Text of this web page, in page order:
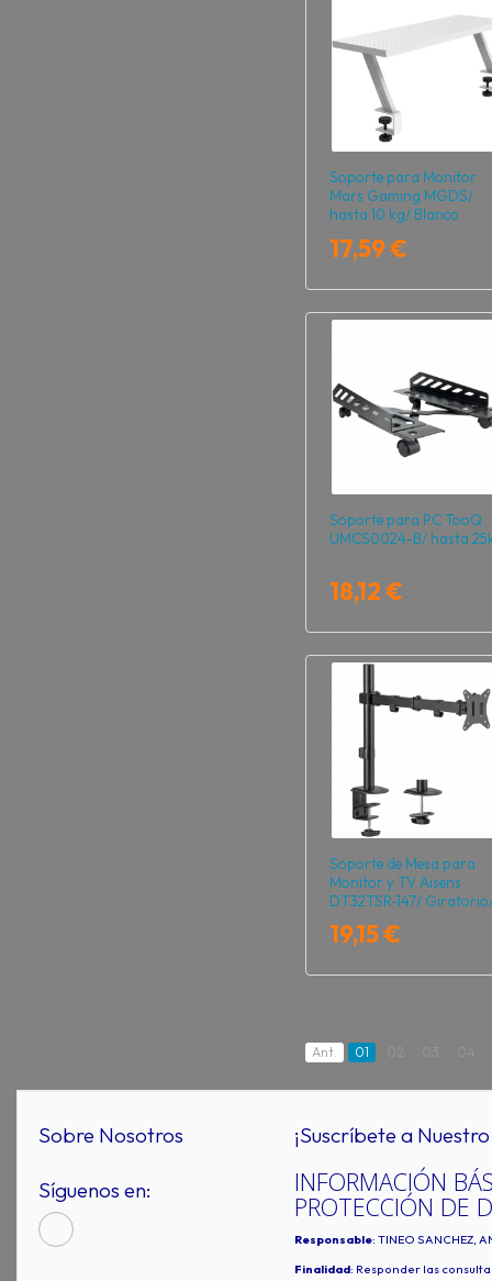
Soporte para Monitor
Mars Gaming MGDS/
hasta 10 kg/ Blanco
17,59 €
Soporte para PC TooQ
UMCS0024-B/ hasta
18,12 €
Soporte de Mesa para
Monitor y TV Aisens
DT32TSR-147/
19,15 €
Ant. 01 03
Sobre Nosotros
Síguenos en:
¡Suscríbete a
INFORMACIÓN
PROTECCIÓN DE
Responsable: TINEO SANCHEZ,
Finalidad: Responder las